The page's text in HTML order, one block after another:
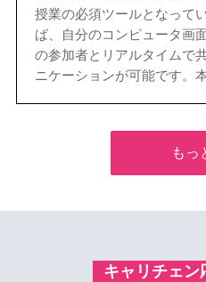
授業の必須ツールとなって
ば、自分のコンピュータ画
の参加者とリアルタイムで
ニケーションが可能です。
もっ
キャリチェン